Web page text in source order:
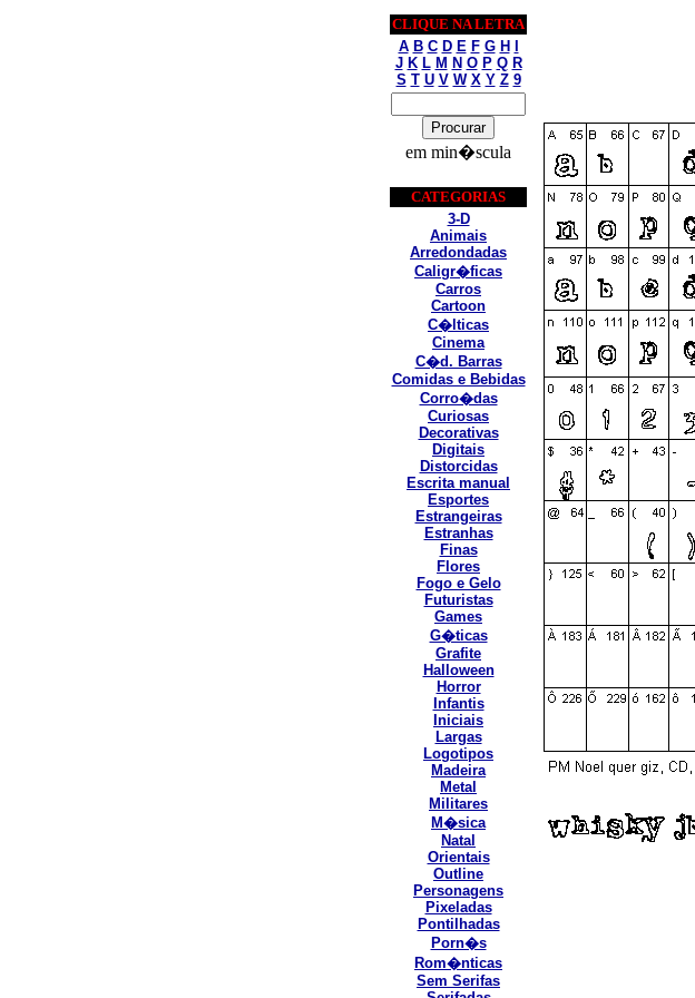
CLIQUE NA LETRA
A B C D E F G H
J K L M N O P Q R
S T U V W X Y Z 9
em min�scula
CATEGORIAS
3-D
Animais
Arredondadas
Caligr�ficas
Carros
Cartoon
C�lticas
Cinema
C�d. Barras
Comidas e Bebidas
Corro�das
Curiosas
Decorativas
Digitais
Distorcidas
Escrita manual
Esportes
Estrangeiras
Estranhas
Finas
Flores
Fogo e Gelo
Futuristas
Games
G�ticas
Grafite
Halloween
Horror
Infantis
Iniciais
Largas
Logotipos
Madeira
Metal
Militares
M�sica
Natal
Orientais
Outline
Personagens
Pixeladas
Pontilhadas
Porn�s
Rom�nticas
Sem Serifas